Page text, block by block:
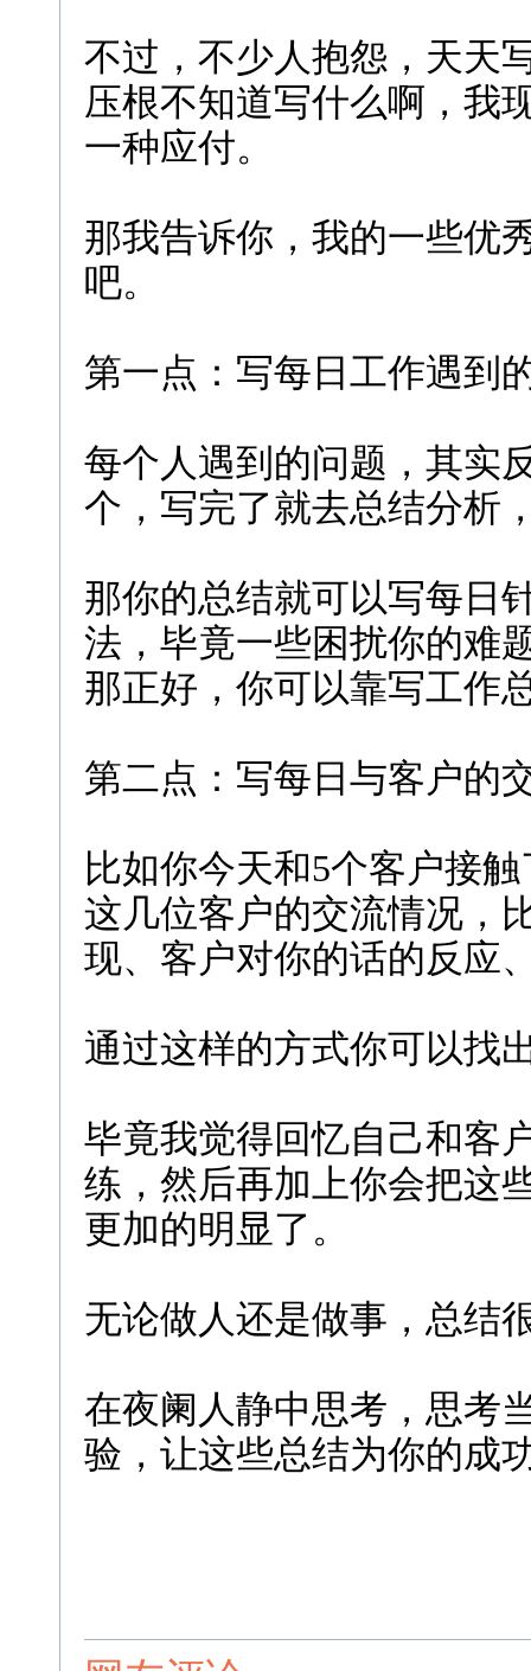
不过，不少人抱怨，天天
压根不知道写什么啊，我
一种应付。
那我告诉你，我的一些优
吧。
第一点：写每日工作遇到
每个人遇到的问题，其实
个，写完了就去总结分析
那你的总结就可以写每日
法，毕竟一些困扰你的难
那正好，你可以靠写工作
第二点：写每日与客户的
比如你今天和5个客户接
这几位客户的交流情况，
现、客户对你的话的反应
通过这样的方式你可以找
毕竟我觉得回忆自己和客
练，然后再加上你会把这
更加的明显了。
无论做人还是做事，总结
在夜阑人静中思考，思考
验，让这些总结为你的成